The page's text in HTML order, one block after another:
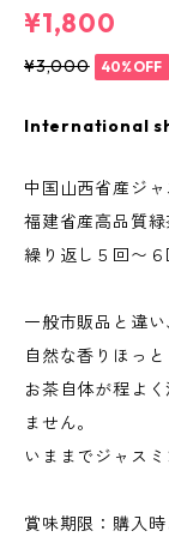
¥1,800
¥3,000 40%OFF
International
中国山西省産ジャ
福建省産高品質緑
繰り返し５回〜６
一般市販品と違
自然な香りほっと
お茶自体が程よ
ません。
いままでジャス
賞味期限：購入